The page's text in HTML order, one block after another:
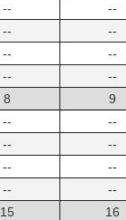
--
--
--
--
--
--
--
--
8
--
--
--
--
9
--
--
--
--
15
16